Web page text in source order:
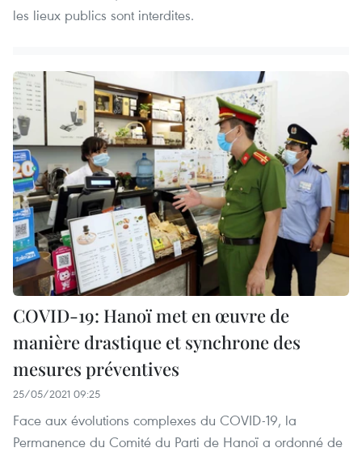
les lieux publics sont interdites.
COVID-19: Hanoï met en œuvre de
manière drastique et synchrone des
mesures préventives
25/05/2021 09:25
Face aux évolutions complexes du COVID-19, la
Permanence du Comité du Parti de Hanoï a ordonné de